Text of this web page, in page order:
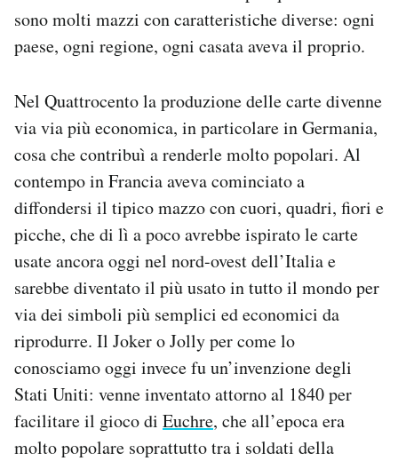
sono molti mazzi con caratteristiche diverse: ogni
paese, ogni regione, ogni casata aveva il proprio.
Nel Quattrocento la produzione delle carte divenne
via via più economica, in particolare in Germania,
cosa che contribuì a renderle molto popolari. Al
contempo in Francia aveva cominciato a
diffondersi il tipico mazzo con cuori, quadri, fiori e
picche, che di lì a poco avrebbe ispirato le carte
usate ancora oggi nel nord-ovest dell’Italia e
sarebbe diventato il più usato in tutto il mondo per
via dei simboli più semplici ed economici da
riprodurre. Il Joker o Jolly per come lo
conosciamo oggi invece fu un’invenzione degli
Stati Uniti: venne inventato attorno al 1840 per
facilitare il gioco di Euchre, che all’epoca era
molto popolare soprattutto tra i soldati della